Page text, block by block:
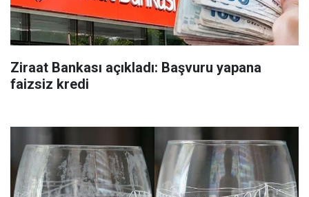
Ziraat Bankası açıkladı: Başvuru yapana
faizsiz kredi